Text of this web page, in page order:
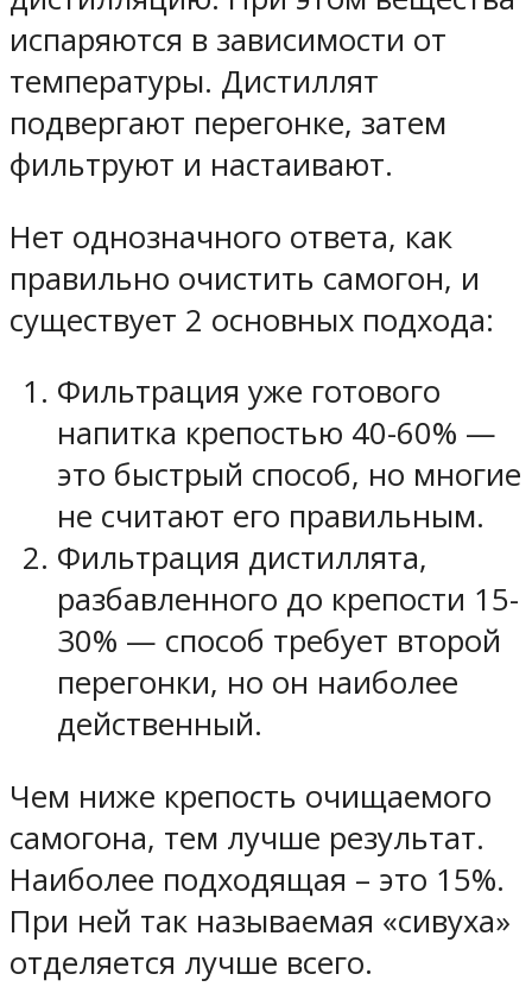
испаряются в зависимости от
температуры. Дистиллят
подвергают перегонке, затем
фильтруют и настаивают.
Нет однозначного ответа, как
правильно очистить самогон, и
существует 2 основных подхода:
Фильтрация уже готового
напитка крепостью 40-60% —
это быстрый способ, но многие
не считают его правильным.
Фильтрация дистиллята,
разбавленного до крепости 15-
30% — способ требует второй
перегонки, но он наиболее
действенный.
Чем ниже крепость очищаемого
самогона, тем лучше результат.
Наиболее подходящая – это 15%.
При ней так называемая «сивуха»
отделяется лучше всего.